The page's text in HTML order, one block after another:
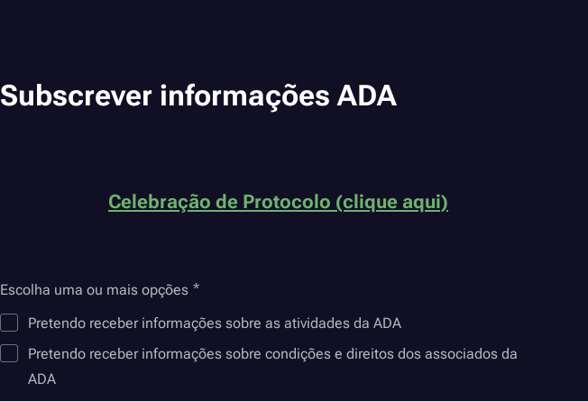
Subscrever informações ADA
Celebração de Protocolo (clique aqui)
Escolha uma ou mais opções
Pretendo receber informações sobre as atividades da ADA
Pretendo receber informações sobre condições e direitos dos associados da
ADA